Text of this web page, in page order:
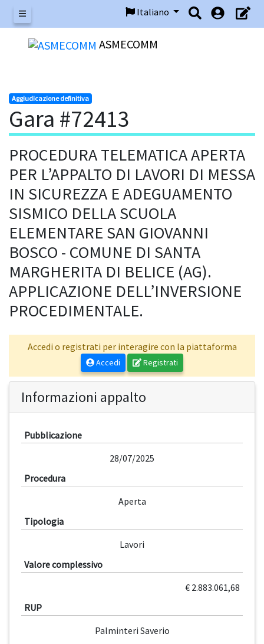
Menu
Italiano
ASMECOMM
Aggiudicazione definitiva
Gara #72413
PROCEDURA TELEMATICA APERTA
PER L’APPALTO DI LAVORI DI MESSA
IN SICUREZZA E ADEGUAMENTO
SISMICO DELLA SCUOLA
ELEMENTARE SAN GIOVANNI
BOSCO - COMUNE DI SANTA
MARGHERITA DI BELICE (AG).
APPLICAZIONE DELL’INVERSIONE
PROCEDIMENTALE.
Accedi o registrati per interagire con la piattaforma
Accedi Registrati
Informazioni appalto
Pubblicazione
28/07/2025
Procedura
Aperta
Tipologia
Lavori
Valore complessivo
€ 2.883.061,68
RUP
Palminteri Saverio